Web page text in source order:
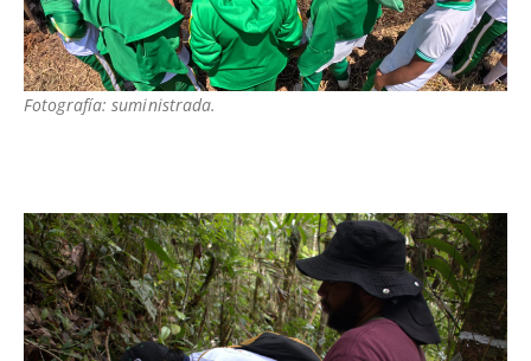
Fotografía: suministrada.